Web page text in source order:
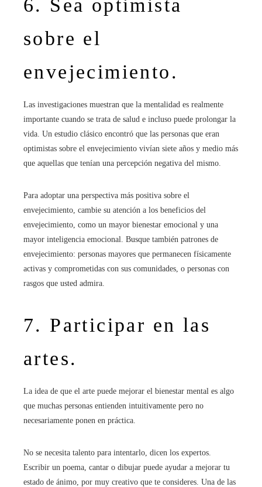
6. Sea optimista
sobre el
envejecimiento.
Las investigaciones muestran que la mentalidad es realmente
importante cuando se trata de salud e incluso puede prolongar la
vida. Un estudio clásico encontró que las personas que eran
optimistas sobre el envejecimiento vivían siete años y medio más
que aquellas que tenían una percepción negativa del mismo.
Para adoptar una perspectiva más positiva sobre el
envejecimiento, cambie su atención a los beneficios del
envejecimiento, como un mayor bienestar emocional y una
mayor inteligencia emocional. Busque también patrones de
envejecimiento: personas mayores que permanecen físicamente
activas y comprometidas con sus comunidades, o personas con
rasgos que usted admira.
7. Participar en las
artes.
La idea de que el arte puede mejorar el bienestar mental es algo
que muchas personas entienden intuitivamente pero no
necesariamente ponen en práctica.
No se necesita talento para intentarlo, dicen los expertos.
Escribir un poema, cantar o dibujar puede ayudar a mejorar tu
estado de ánimo, por muy creativo que te consideres. Una de las